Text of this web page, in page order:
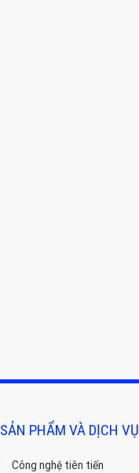
SẢN PHẨM VÀ DỊCH VỤ
Công nghệ tiên tiến